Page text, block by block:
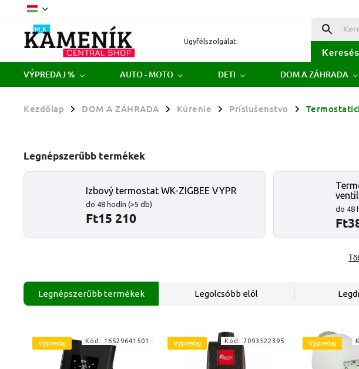
Ügyfélszolgálat:
Keresés
VÝPREDAJ % AUTO - MOTO DETI DOM A ZÁHRADA
Kezdőlap / DOM A ZÁHRADA / Kúrenie / Príslušenstvo /
Legnépszerűbb termékek
Izbový termostat WK-ZIGBEE VYPR
do 48 hodín (>5 db)
Ft15 210
do 48
Legnépszerűbb termékek Legolcsóbb elöl
Výpredaj Kód: 16529641501 Výpredaj Kód: 7093522395 Výpredaj